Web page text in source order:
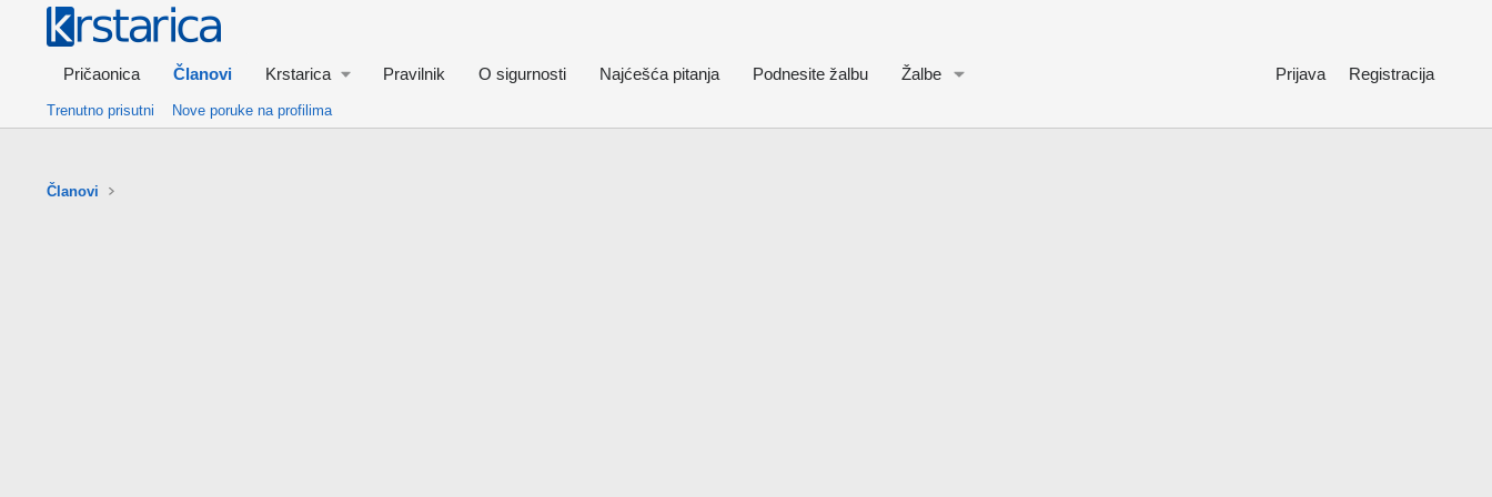
Pričaonica Članovi Krstarica Pravilnik O sigurnosti Najćešća pitanja Podnesite žalbu Žalbe Prijava Registracija
Trenutno prisutni Nove poruke na profilima
Članovi